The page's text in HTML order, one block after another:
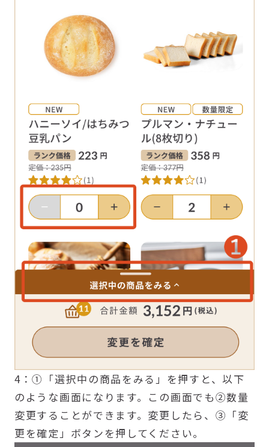
4：①「選択中の商品をみる」を押すと、以下
のような画面になります。この画面でも②数量
変更することができます。変更したら、③「変
更を確定」ボタンを押してください。